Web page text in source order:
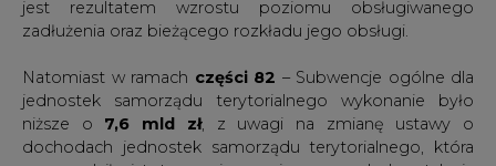
jednostek samorządu terytorialnego wykonanie było
niższe o 7,6 mld zł, z uwagi na zmianę ustawy o
wprowadziła istotne zmiany m.in. w zasadach ustalania
subwencji ogólnej dla jednostek samorządu
terytorialnego. Od 2025 r. subwencja ogólna ma
charakter uzupełniający, stąd niższa, w porównaniu do